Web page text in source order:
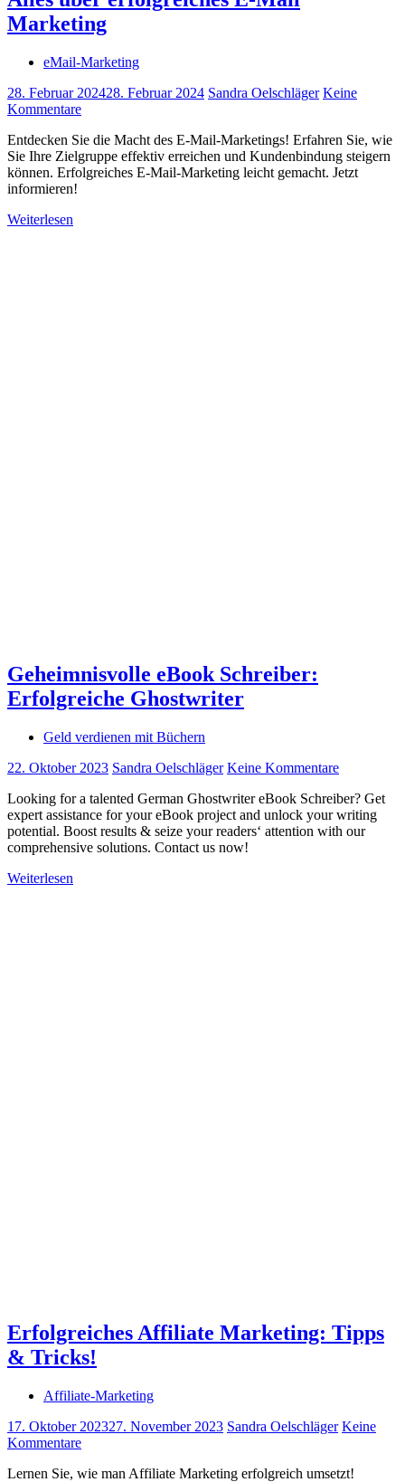
Marketing
eMail-Marketing
28. Februar 202428. Februar 2024 Sandra Oelschläger Keine
Kommentare
Entdecken Sie die Macht des E-Mail-Marketings! Erfahren Sie, wie
Sie Ihre Zielgruppe effektiv erreichen und Kundenbindung steigern
können. Erfolgreiches E-Mail-Marketing leicht gemacht. Jetzt
informieren!
Weiterlesen
Geheimnisvolle eBook Schreiber:
Erfolgreiche Ghostwriter
Geld verdienen mit Büchern
22. Oktober 2023 Sandra Oelschläger Keine Kommentare
Looking for a talented German Ghostwriter eBook Schreiber? Get
expert assistance for your eBook project and unlock your writing
potential. Boost results & seize your readers‘ attention with our
comprehensive solutions. Contact us now!
Weiterlesen
Erfolgreiches Affiliate Marketing: Tipps
& Tricks!
Affiliate-Marketing
17. Oktober 202327. November 2023 Sandra Oelschläger Keine
Kommentare
Lernen Sie, wie man Affiliate Marketing erfolgreich umsetzt!